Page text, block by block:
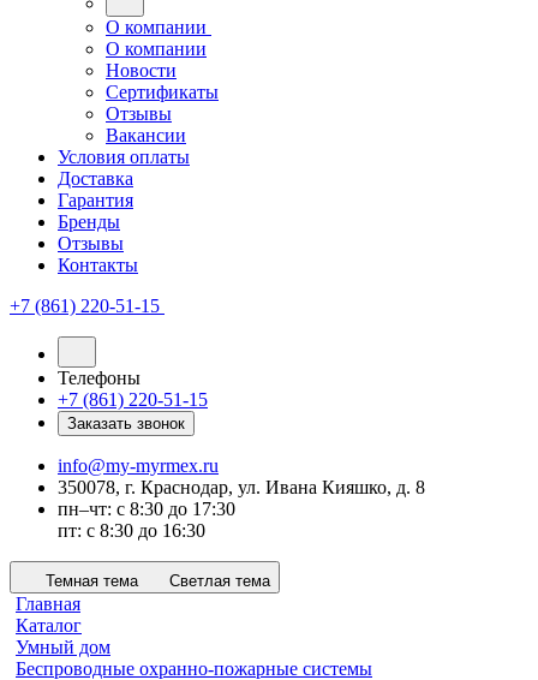
О компании
О компании
Новости
Сертификаты
Отзывы
Вакансии
Условия оплаты
Доставка
Гарантия
Бренды
Отзывы
Контакты
+7 (861) 220-51-15
Телефоны
+7 (861) 220-51-15
Заказать звонок
info@my-myrmex.ru
350078, г. Краснодар, ул. Ивана Кияшко, д. 8
пн–чт: с 8:30 до 17:30
пт: с 8:30 до 16:30
Темная тема Светлая тема
Главная
Каталог
Умный дом
Беспроводные охранно-пожарные системы